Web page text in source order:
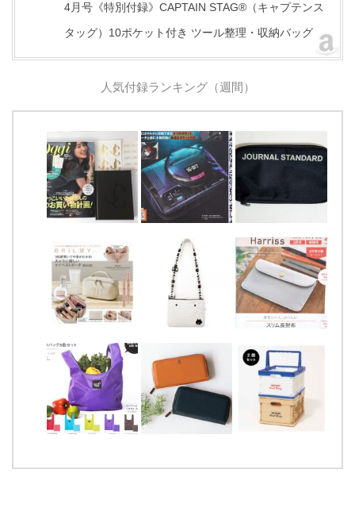
4月号《特別付録》CAPTAIN STAG®（キャプテンス
タッグ）10ポケット付き ツール整理・収納バッグ
人気付録ランキング（週間）